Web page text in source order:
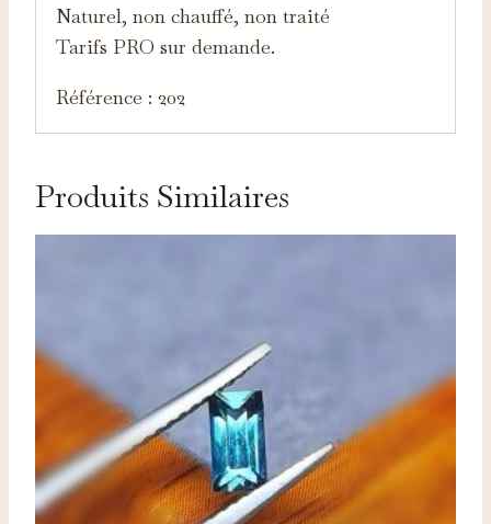
Naturel, non chauffé, non traité
Tarifs PRO sur demande.
Référence : 202
Produits Similaires